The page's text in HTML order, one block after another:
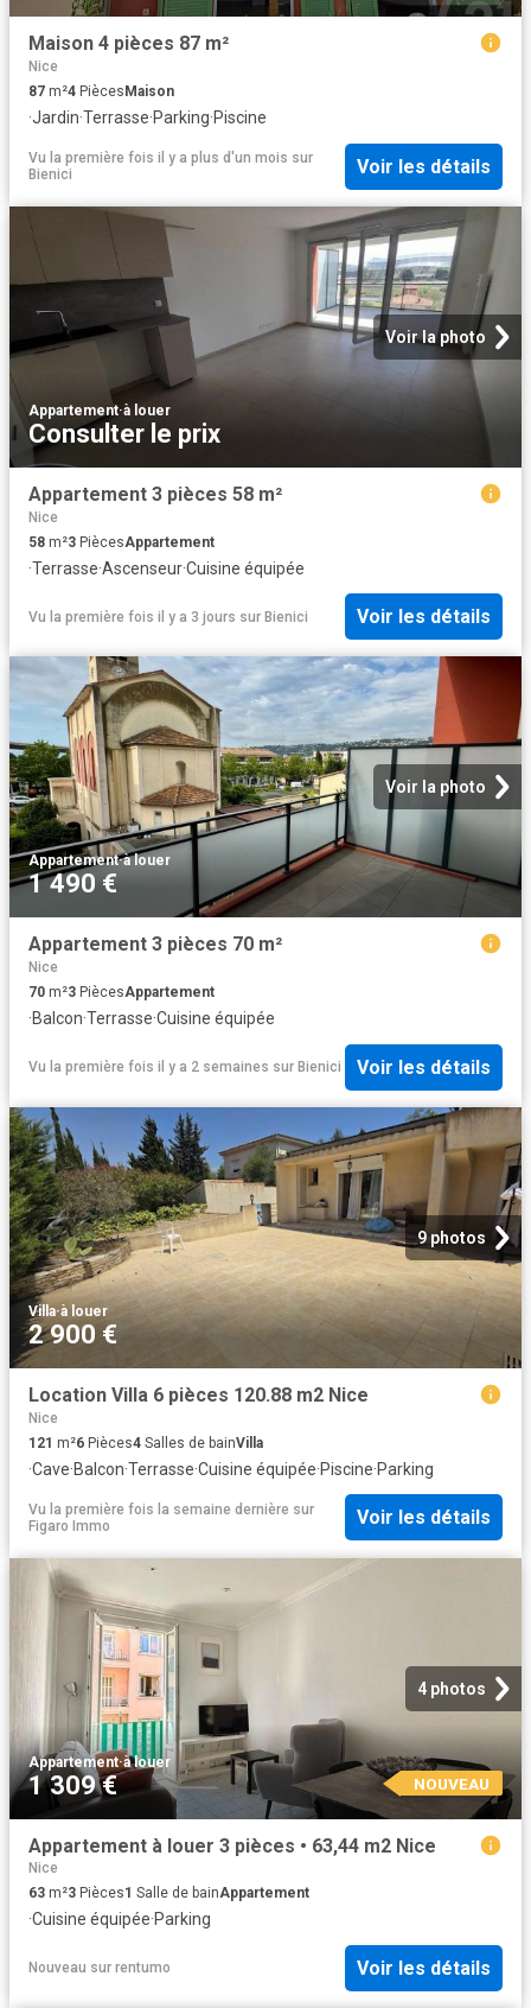
Maison 4 pièces 87 m²
Nice
87 m²4 Pièces Maison
·Jardin·Terrasse·Parking·Piscine
Vu la première fois il y a plus d'un mois sur
Bienici
Voir les détails
Voir la photo
Appartement·à louer
Consulter le prix
Appartement 3 pièces 58 m²
Nice
58 m²3 PiècesAppartement
·Terrasse·Ascenseur·Cuisine équipée
Vu la première fois il y a 3 jours sur Bienici Voir les détails
Voir la photo
Appartement·à louer
1 490 €
Appartement 3 pièces 70 m²
Nice
70 m²3 PiècesAppartement
·Balcon·Terrasse·Cuisine équipée
Vu la première fois il y a 2 semaines sur Bienici Voir les détails
9 photos
Villa·à louer
2 900 €
Location Villa 6 pièces 120.88 m2 Nice
Nice
121 m²6 Pièces4 Salles de bainVilla
·Cave·Balcon·Terrasse·Cuisine équipée·Piscine·Parking
Vu la première fois la semaine dernière sur
Figaro Immo
Voir les détails
4 photos
Appartement·à louer
1 309 € NOUVEAU
Appartement à louer 3 pièces • 63,44 m2 Nice
Nice
63 m²3 Pièces1 Salle de bainAppartement
·Cuisine équipée·Parking
Nouveau sur rentumo Voir les détails